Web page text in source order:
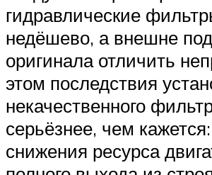
гидравлические
недёшево, а внешне
оригинала отличить
этом последствия
некачественного
серьёзнее, чем
снижения ресурса